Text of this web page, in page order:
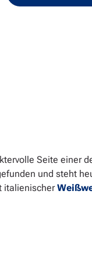
Seite einer
und steht
italienischer